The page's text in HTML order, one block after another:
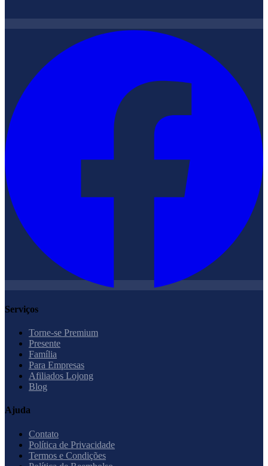
Serviços
Torne-se Premium
Presente
Família
Para Empresas
Afiliados Lojong
Blog
Ajuda
Contato
Política de Privacidade
Termos e Condições